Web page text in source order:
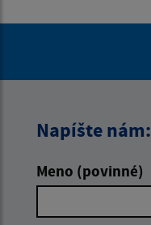
Napíšte nám:
Meno (povinné)